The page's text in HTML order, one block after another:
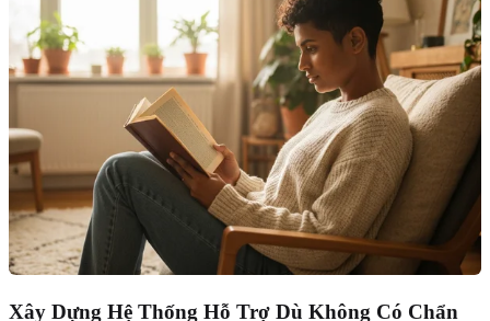
Xây Dựng Hệ Thống Hỗ Trợ Dù Không Có Chẩn